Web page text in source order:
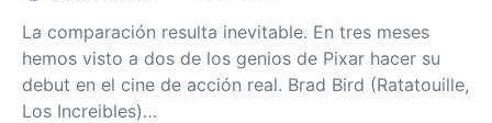
La comparación resulta inevitable. En tres meses
hemos visto a dos de los genios de Pixar hacer su
debut en el cine de acción real. Brad Bird (Ratatouille,
Los Increibles)…